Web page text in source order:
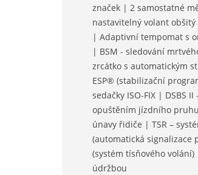
značek | 2 samostatné
nastavitelný volant
| Adaptivní tempomat s
| BSM - sledování
zrcátko s automatickým
ESP® (stabilizační
sedačky ISO-FIX | DSBS
opuštěním jízdního
únavy řidiče | TSR –
(automatická signalizace
(systém tísňového volání)
údržbou